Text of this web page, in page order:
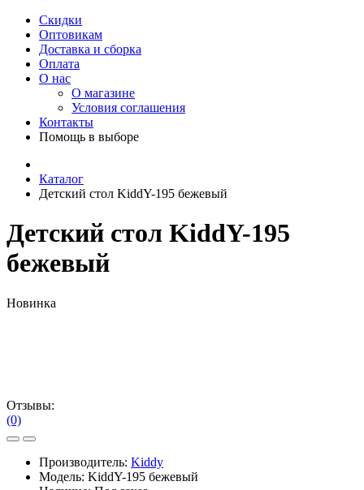
Скидки
Оптовикам
Доставка и сборка
Оплата
О нас
О магазине
Условия соглашения
Контакты
Помощь в выборе
Каталог
Детский стол KiddY-195 бежевый
Детский стол KiddY-195
бежевый
Новинка
Отзывы:
(0)
Производитель: Kiddy
Модель: KiddY-195 бежевый